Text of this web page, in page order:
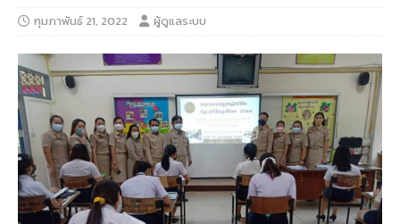
กุมภาพันธ์ 21, 2022 ผู้ดูแลระบบ